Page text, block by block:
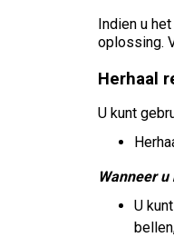
Indien u
oplossing.
Herhaal
U kunt
Wanneer
U